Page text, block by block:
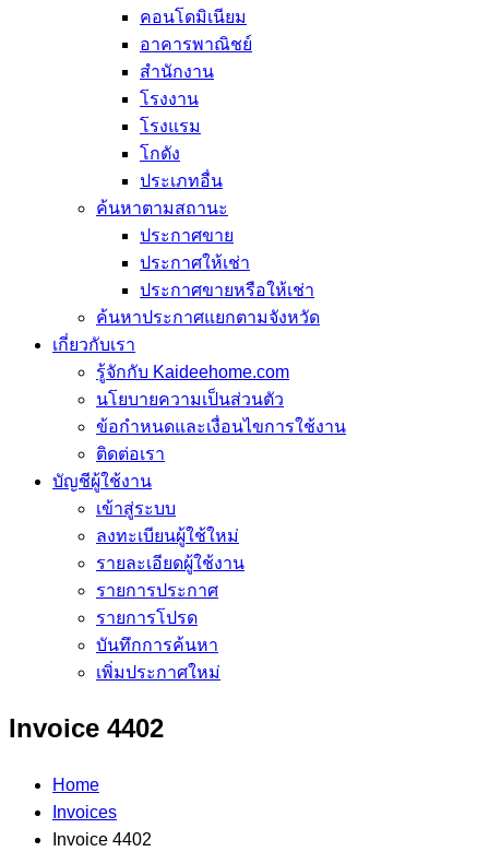
คอนโดมิเนียม
อาคารพาณิชย์
สำนักงาน
โรงงาน
โรงแรม
โกดัง
ประเภทอื่น
ค้นหาตามสถานะ
ประกาศขาย
ประกาศให้เช่า
ประกาศขายหรือให้เช่า
ค้นหาประกาศแยกตามจังหวัด
เกี่ยวกับเรา
รู้จักกับ Kaideehome.com
นโยบายความเป็นส่วนตัว
ข้อกำหนดและเงื่อนไขการใช้งาน
ติดต่อเรา
บัญชีผู้ใช้งาน
เข้าสู่ระบบ
ลงทะเบียนผู้ใช้ใหม่
รายละเอียดผู้ใช้งาน
รายการประกาศ
รายการโปรด
บันทึกการค้นหา
เพิ่มประกาศใหม่
Invoice 4402
Home
Invoices
Invoice 4402